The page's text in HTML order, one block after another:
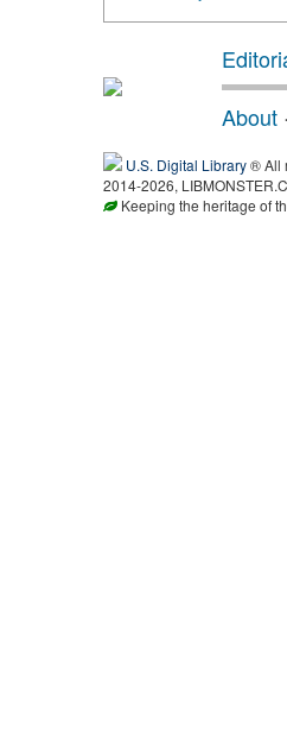
About ·
U.S. Digital Library® All
2014-2026,
Keeping the heritage of